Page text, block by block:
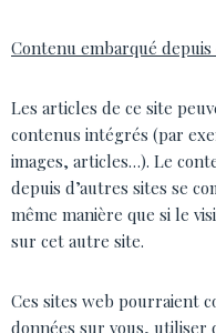
Contenu embarqué depuis
Les articles de ce site
contenus intégrés (par
images, articles…). Le
depuis d’autres sites se
même manière que si le
sur cet autre site.
Ces sites web pourraient
données sur vous, utiliser